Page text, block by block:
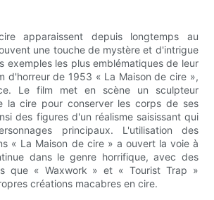
apparaissent depuis longtemps au
une touche de mystère et d'intrigue
exemples les plus emblématiques de leur
d'horreur de 1953 « La Maison de cire »,
Le film met en scène un sculpteur
la cire pour conserver les corps de ses
des figures d'un réalisme saisissant qui
principaux. L'utilisation des
« La Maison de cire » a ouvert la voie à
dans le genre horrifique, avec des
que « Waxwork » et « Tourist Trap »
créations macabres en cire.